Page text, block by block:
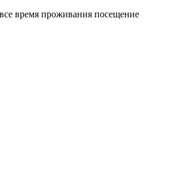
время проживания посещение